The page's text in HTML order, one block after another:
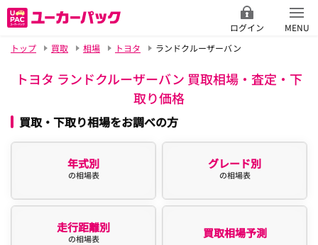
ログイン
MENU
トップ
買取 相場 トヨタ ランドクルーザーバン
トヨタ ランドクルーザーバン 買取相場・査定・下
取り価格
買取・下取り相場をお調べの方
年式別
の相場表
グレード別
の相場表
走行距離別
の相場表 買取相場予測